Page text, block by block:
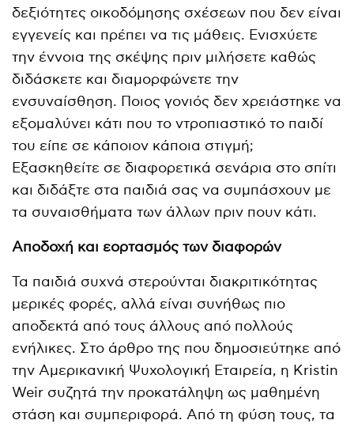
δεξιότητες οικοδόμησης σχέσεων που δεν είναι
εγγενείς και πρέπει να τις μάθεις. Ενισχύετε
την έννοια της σκέψης πριν μιλήσετε καθώς
διδάσκετε και διαμορφώνετε την
ενσυναίσθηση. Ποιος γονιός δεν χρειάστηκε να
εξομαλύνει κάτι που το ντροπιαστικό το παιδί
του είπε σε κάποιον κάποια στιγμή;
Εξασκηθείτε σε διαφορετικά σενάρια στο σπίτι
και διδάξτε στα παιδιά σας να συμπάσχουν με
τα συναισθήματα των άλλων πριν πουν κάτι.
Αποδοχή και εορτασμός των διαφορών
Τα παιδιά συχνά στερούνται διακριτικότητας
μερικές φορές, αλλά είναι συνήθως πιο
αποδεκτά από τους άλλους από πολλούς
ενήλικες. Στο άρθρο της που δημοσιεύτηκε από
την Αμερικανική Ψυχολογική Εταιρεία, η Kristin
Weir συζητά την προκατάληψη ως μαθημένη
στάση και συμπεριφορά. Από τη φύση τους, τα